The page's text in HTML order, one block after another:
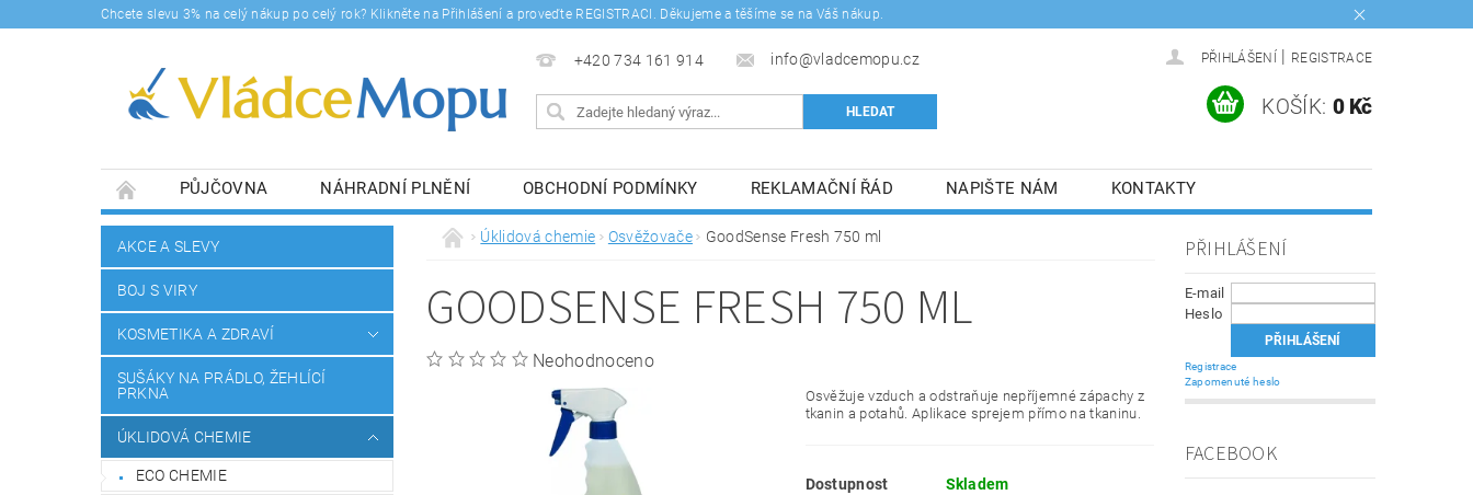
Chcete slevu 3% na celý nákup po celý rok? Klikněte na Přihlášení a proveďte REGISTRACI. Děkujeme a těšíme se na Váš nákup.
+420 734 161 914 info@vladcemopu.cz PŘIHLÁŠENÍ REGISTRACE
KOŠÍK: 0 Kč
PŮJČOVNA NÁHRADNÍ PLNĚNÍ OBCHODNÍ PODMÍNKY REKLAMAČNÍ ŘÁD NAPIŠTE NÁM
KONTAKTY
DOPRAVY A PLATBA
BLOG SOUHLASÍM SE ZPRACOVÁNÍM OSOBNÍCH ÚDAJŮ.
AKCE A SLEVY
BOJ S VIRY
KOSMETIKA A ZDRAVÍ
SUŠÁKY NA PRÁDLO, ŽEHLÍCÍ
PRKNA
ÚKLIDOVÁ CHEMIE
ECO CHEMIE
Úklidová chemie Osvěžovače GoodSense Fresh 750 ml
GOODSENSE FRESH 750 ML
Neohodnoceno
Osvěžuje vzduch a odstraňuje nepříjemné zápachy z
tkanin a potahů. Aplikace sprejem přímo na tkaninu.
Dostupnost
Skladem
PŘIHLÁŠENÍ
E-mail
Heslo
Registrace
Zapomenuté heslo
FACEBOOK